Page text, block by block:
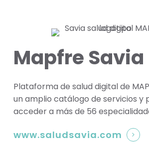
Mapfre Savia
Plataforma de salud digital de
un amplio catálogo de servicios y
acceder a más de 56
www.saludsavia.com